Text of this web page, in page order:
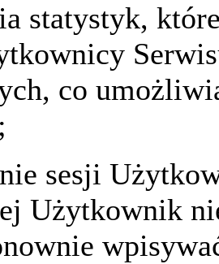
statystyk,
co
sesji
Użytkownik